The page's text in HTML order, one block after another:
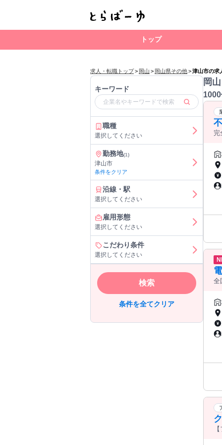
トップ
求人・転職トップ> 岡山 > 岡山県その他>津山市の求
キーワード
職種
選択してください
勤務地(1)
津山市
条件をクリア
沿線・駅
選択してください
雇用形態
選択してください
こだわり条件
選択してください
検索
条件を全てクリア
岡
完
全